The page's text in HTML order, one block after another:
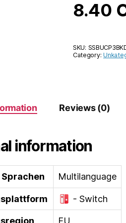
8.40
SKU:
Category:
Reviews (0)
information
Multilanguage
- Switch
EU